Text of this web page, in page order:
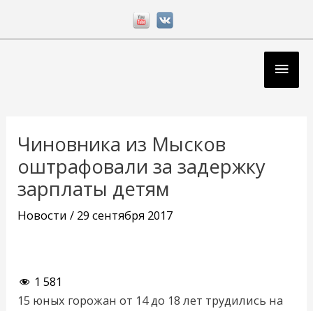
Чиновника из Мысков
оштрафовали за задержку
зарплаты детям
Новости / 29 сентября 2017
1 581
15 юных горожан от 14 до 18 лет трудились на
записям